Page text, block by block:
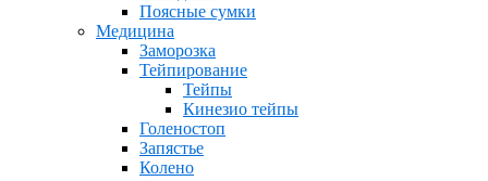
Поясные сумки
Медицина
Заморозка
Тейпирование
Тейпы
Кинезио тейпы
Голеностоп
Запястье
Колено